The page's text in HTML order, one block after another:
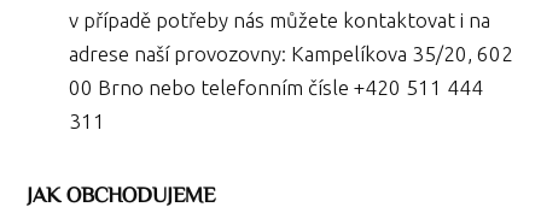
v případě potřeby nás můžete kontaktovat i na
adrese naší provozovny: Kampelíkova 35/20, 602
00 Brno nebo telefonním čísle +420 511 444
311
JAK OBCHODUJEME